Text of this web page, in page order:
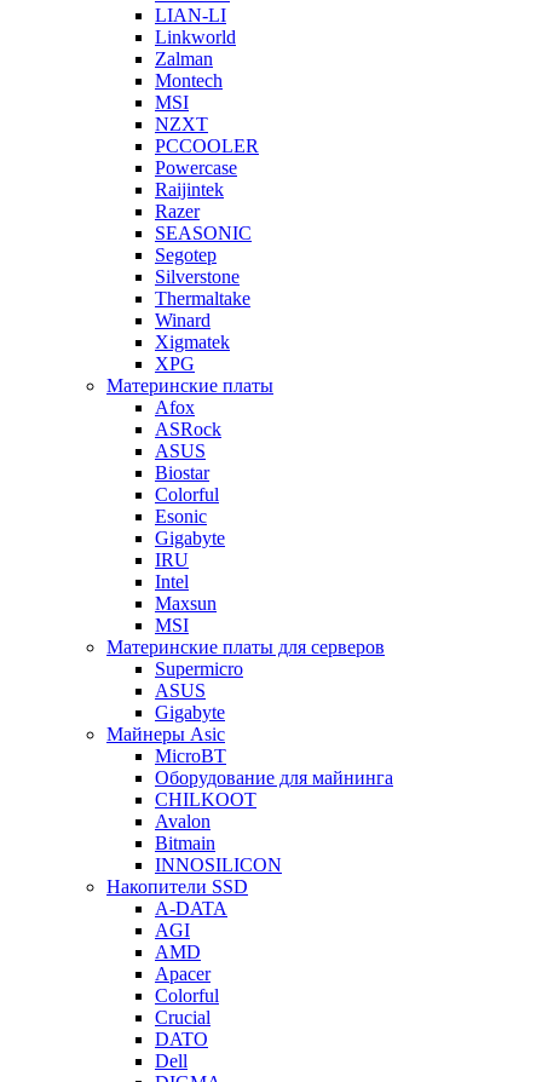
LIAN-LI
Linkworld
Zalman
Montech
MSI
NZXT
PCCOOLER
Powercase
Raijintek
Razer
SEASONIC
Segotep
Silverstone
Thermaltake
Winard
Xigmatek
XPG
Материнские платы
Afox
ASRock
ASUS
Biostar
Colorful
Esonic
Gigabyte
IRU
Intel
Maxsun
MSI
Материнские платы для серверов
Supermicro
ASUS
Gigabyte
Майнеры Asic
MicroBT
Оборудование для майнинга
CHILKOOT
Avalon
Bitmain
INNOSILICON
Накопители SSD
A-DATA
AGI
AMD
Apacer
Colorful
Crucial
DATO
Dell